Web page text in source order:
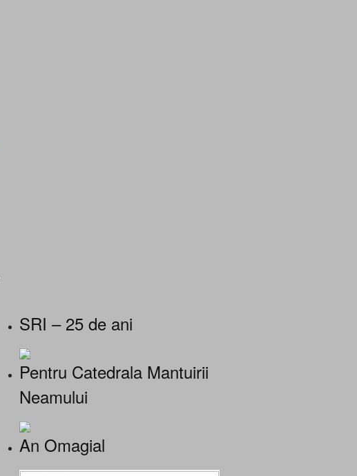
SRI – 25 de ani
Pentru Catedrala Mantuirii
Neamului
An Omagial